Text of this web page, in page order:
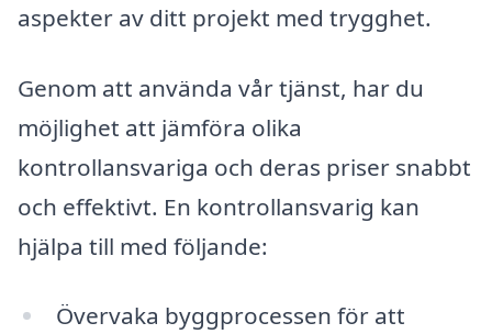
aspekter av ditt projekt med trygghet.
Genom att använda vår tjänst, har du
möjlighet att jämföra olika
kontrollansvariga och deras priser snabbt
och effektivt. En kontrollansvarig kan
hjälpa till med följande:
Övervaka byggprocessen för att